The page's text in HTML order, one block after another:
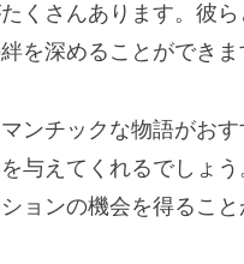
くさんあります。彼ら
を深めることができま
ンチックな物語がお
与えてくれるでしょう
ョンの機会を得ること